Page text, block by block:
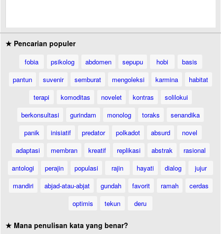
★ Pencarian populer
fobia psikolog abdomen sepupu hobi
basis
pantun
suvenir semburat mengoleksi karmina
habitat
terapi
komoditas novelet kontras
solilokui
berkonsultasi
gurindam monolog toraks
senandika
panik
inisiatif predator polkadot absurd
novel
adaptasi
membran kreatif replikasi abstrak
rasional
antologi
perajin populasi rajin hayati dialog
jujur
mandiri
abjad-atau-abjat gundah favorit ramah
cerdas
optimis
tekun deru
★ Mana penulisan kata yang benar?